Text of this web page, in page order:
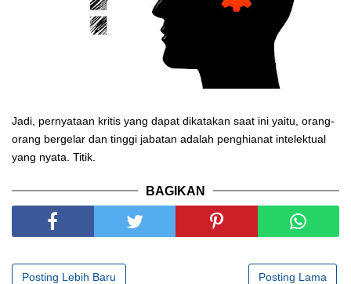
Jadi, pernyataan kritis yang dapat dikatakan saat ini yaitu, orang-
orang bergelar dan tinggi jabatan adalah penghianat intelektual
yang nyata. Titik.
BAGIKAN
Posting Lebih Baru Posting Lama